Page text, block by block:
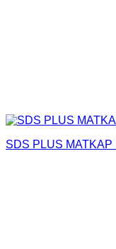
SDS PLUS MATKAP